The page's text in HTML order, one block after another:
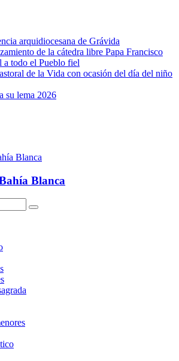
arquidiocesana de Grávida
de la cátedra libre Papa Francisco
a todo el Pueblo fiel
de la Vida con ocasión del día del niño
su lema 2026
Blanca